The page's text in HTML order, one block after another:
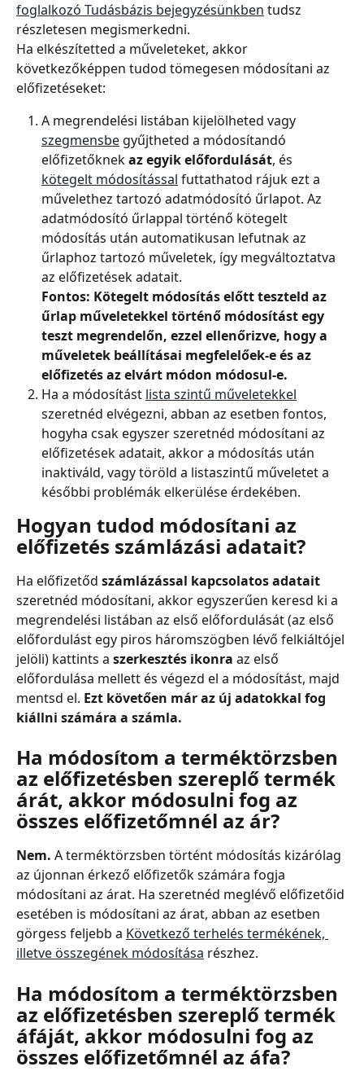
foglalkozó Tudásbázis bejegyzésünkben tudsz
részletesen megismerkedni.
Ha elkészítetted a műveleteket, akkor
következőképpen tudod tömegesen módosítani az
előfizetéseket:
A megrendelési listában kijelölheted vagy
szegmensbe gyűjtheted a módosítandó
előfizetőknek az egyik előfordulását, és
kötegelt módosítással futtathatod rájuk ezt a
művelethez tartozó adatmódosító űrlapot. Az
adatmódosító űrlappal történő kötegelt
módosítás után automatikusan lefutnak az
űrlaphoz tartozó műveletek, így megváltoztatva
az előfizetések adatait.
Fontos: Kötegelt módosítás előtt teszteld az
űrlap műveletekkel történő módosítást egy
teszt megrendelőn, ezzel ellenőrizve, hogy a
műveletek beállításai megfelelőek-e és az
előfizetés az elvárt módon módosul-e.
Ha a módosítást lista szintű műveletekkel
szeretnéd elvégezni, abban az esetben fontos,
hogyha csak egyszer szeretnéd módosítani az
előfizetések adatait, akkor a módosítás után
inaktiváld, vagy töröld a listaszintű műveletet a
későbbi problémák elkerülése érdekében.
Hogyan tudod módosítani az
előfizetés számlázási adatait?
Ha előfizetőd számlázással kapcsolatos adatait
szeretnéd módosítani, akkor egyszerűen keresd ki a
megrendelési listában az első előfordulását (az első
előfordulást egy piros háromszögben lévő felkiáltójel
jelöli) kattints a szerkesztés ikonra az első
előfordulása mellett és végezd el a módosítást, majd
mentsd el. Ezt követően már az új adatokkal fog
kiállni számára a számla.
Ha módosítom a terméktörzsben
az előfizetésben szereplő termék
árát, akkor módosulni fog az
összes előfizetőmnél az ár?
Nem. A terméktörzsben történt módosítás kizárólag
az újonnan érkező előfizetők számára fogja
módosítani az árat. Ha szeretnéd meglévő előfizetőid
esetében is módosítani az árat, abban az esetben
görgess feljebb a Következő terhelés termékének,
illetve összegének módosítása részhez.
Ha módosítom a terméktörzsben
az előfizetésben szereplő termék
áfáját, akkor módosulni fog az
összes előfizetőmnél az áfa?